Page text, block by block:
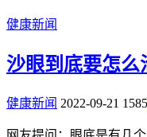
健康新闻
沙眼到底要怎么
健康新闻 2022-09-21 1585